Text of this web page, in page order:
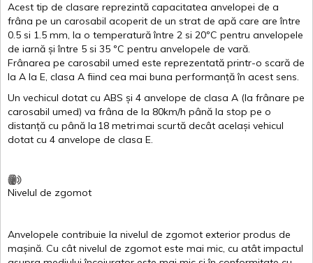
Acest tip de clasare reprezintă capacitatea anvelopei de a
frâna pe un carosabil acoperit de un strat de apă care areîntre
0.5 si 1.5 mm, la o temperatură între 2 si 20ºC pentru anvelopele
de iarnă și între 5 si 35 ºC pentru anvelopele de vară.
Frânarea pe carosabil umed este reprezentată printr-o scară de
la A la E, clasa A fiind cea mai buna performanță în acest sens.
Un vechicul dotat cu ABS și 4 anvelope de clasa A (la frânare pe
carosabil umed) va frâna de la 80km/h până la stop pe o
distanță cu până la 18 metrimai scurtă decât același vehicul
dotat cu 4 anvelope de clasa E.
Nivelul de zgomot
Anvelopele contribuie la nivelul de zgomot exterior produs de
mașină. Cu cât nivelul de zgomot este mai mic, cu atât impactul